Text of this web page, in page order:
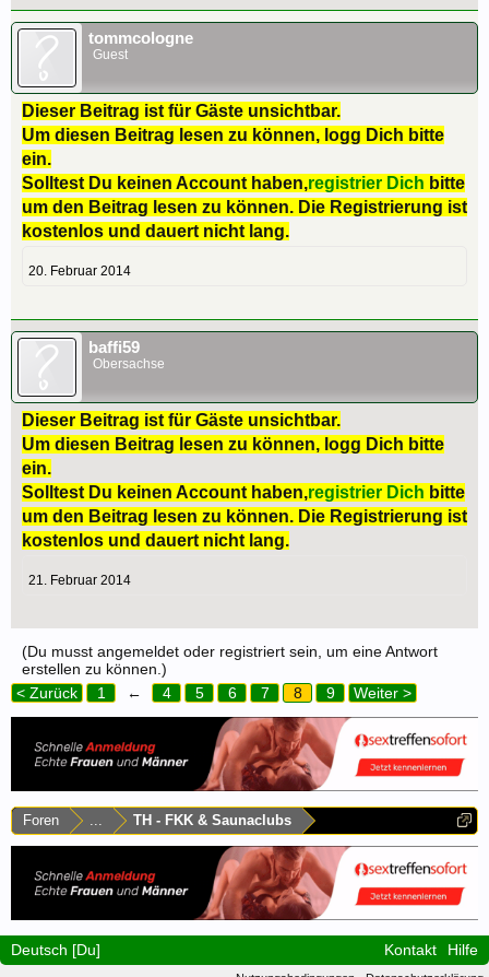
tommcologne
Guest
Dieser Beitrag ist für Gäste unsichtbar.
Um diesen Beitrag lesen zu können, logg Dich bitte
ein.
Solltest Du keinen Account haben,registrier Dich bitte
um den Beitrag lesen zu können. Die Registrierung ist
kostenlos und dauert nicht lang.
20. Februar 2014
baffi59
Obersachse
Dieser Beitrag ist für Gäste unsichtbar.
Um diesen Beitrag lesen zu können, logg Dich bitte
ein.
Solltest Du keinen Account haben,registrier Dich bitte
um den Beitrag lesen zu können. Die Registrierung ist
kostenlos und dauert nicht lang.
21. Februar 2014
(Du musst angemeldet oder registriert sein, um eine Antwort
erstellen zu können.)
< Zurück
1 ← 4 5 6 7 8 9 Weiter >
Foren TH - FKK & Saunaclubs
Deutsch [Du] Kontakt Hilfe